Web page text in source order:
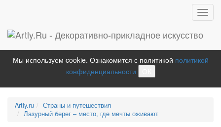
Мы используем cookie. Ознакомится с политикой политикой
конфиденциальности
Artly.ru
Страны и путешествия
Лазурный берег – место, где мечты оживают